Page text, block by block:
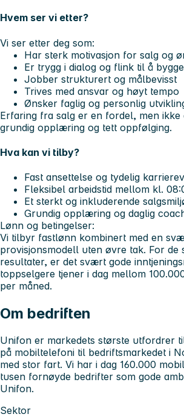
Hvem ser vi etter?
Vi ser etter deg som:
Har sterk motivasjon for salg og
Er trygg i dialog og flink til å
Jobber strukturert og målbevisst
Trives med ansvar og høyt tempo
Ønsker faglig og personlig
Erfaring fra salg er en fordel, men
grundig opplæring og tett oppfølging.
Hva kan vi tilby?
Fast ansettelse og tydelig
Fleksibel arbeidstid mellom kl.
Et sterkt og inkluderende
Grundig opplæring og daglig
Lønn og betingelser:
Vi tilbyr fastlønn kombinert med en
provisjonsmodell uten øvre tak. For de
resultater, er det svært gode
toppselgere tjener i dag mellom
per måned.
Om bedriften
Unifon er markedets største utfordrer
på mobiltelefoni til bedriftsmarkedet i
med stor fart. Vi har i dag 160.000
tusen fornøyde bedrifter som gode
Unifon.
Sektor